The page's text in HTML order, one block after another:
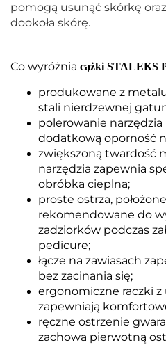
pomogą usunąć skórkę
dookoła skórę.
Co wyróżnia cążki STALEKS
produkowane z
stali nierdzewnej
polerowanie narzędzia
dodatkową oporność
zwiększoną twardość
narzędzia zapewnia
obróbka cieplna;
proste ostrza,
rekomendowane do
zadziorków podczas
pedicure;
łącze na zawiasach
bez zacinania się;
ergonomiczne raczki
zapewniają
ręczne ostrzenie
zachowa pierwotną